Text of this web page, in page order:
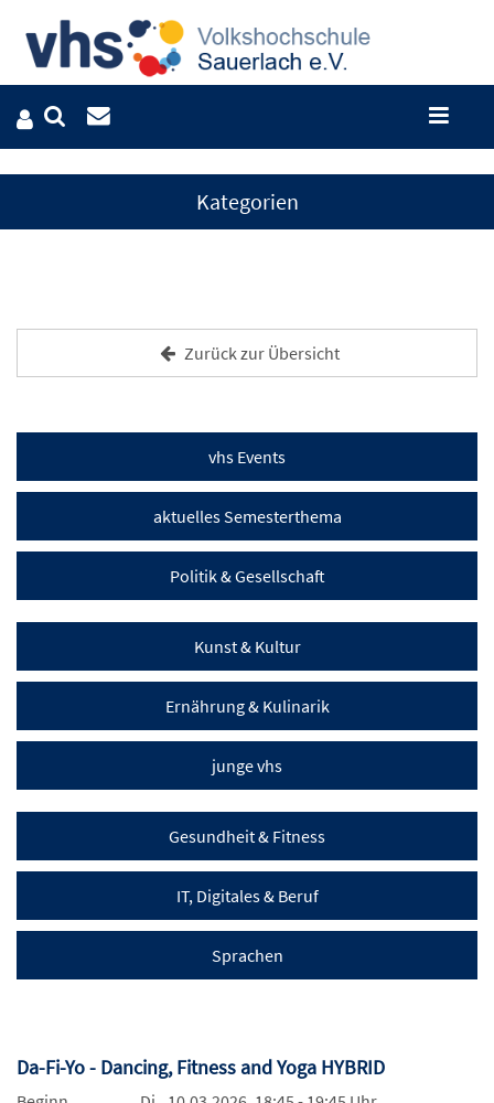
Kategorien
Zurück zur Übersicht
vhs Events
aktuelles Semesterthema
Politik & Gesellschaft
Kunst & Kultur
Ernährung & Kulinarik
junge vhs
Gesundheit & Fitness
IT, Digitales & Beruf
Sprachen
Da-Fi-Yo - Dancing, Fitness and Yoga HYBRID